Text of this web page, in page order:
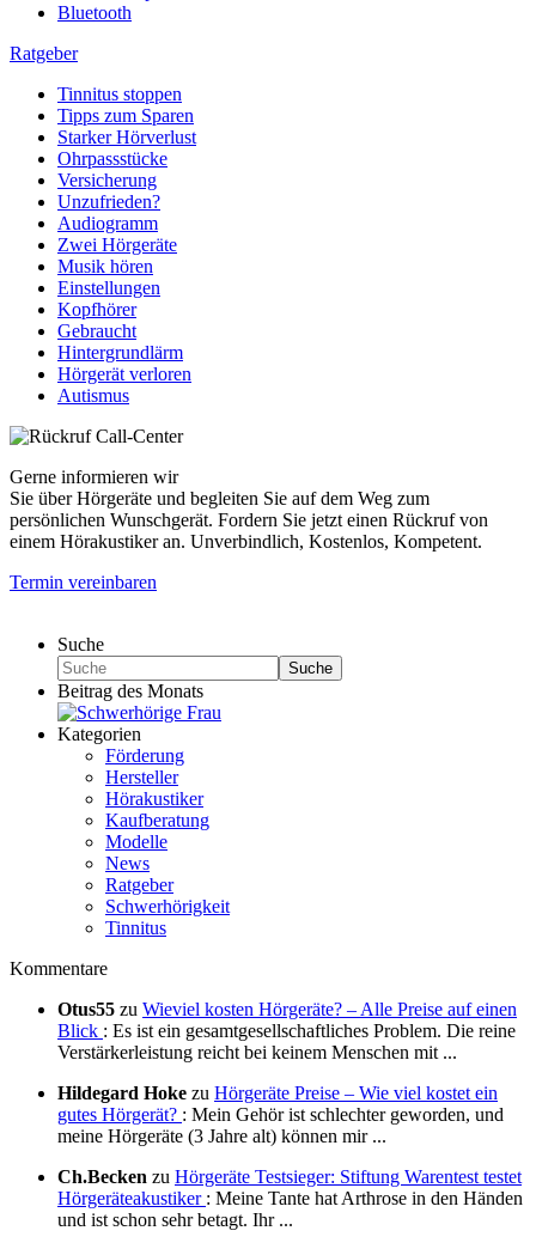
Bluetooth
Ratgeber
Tinnitus stoppen
Tipps zum Sparen
Starker Hörverlust
Ohrpassstücke
Versicherung
Unzufrieden?
Audiogramm
Zwei Hörgeräte
Musik hören
Einstellungen
Kopfhörer
Gebraucht
Hintergrundlärm
Hörgerät verloren
Autismus
Gerne informieren wir
Sie über Hörgeräte und begleiten Sie auf dem Weg zum
persönlichen Wunschgerät. Fordern Sie jetzt einen Rückruf von
einem Hörakustiker an. Unverbindlich, Kostenlos, Kompetent.
Termin vereinbaren
Suche
Suche
Beitrag des Monats
Kategorien
Förderung
Hersteller
Hörakustiker
Kaufberatung
Modelle
News
Ratgeber
Schwerhörigkeit
Tinnitus
Kommentare
Otus55 zu Wieviel kosten Hörgeräte? – Alle Preise auf einen
Blick‎ : Es ist ein gesamtgesellschaftliches Problem. Die reine
Verstärkerleistung reicht bei keinem Menschen mit ...
Hildegard Hoke zu Hörgeräte Preise – Wie viel kostet ein
gutes Hörgerät? : Mein Gehör ist schlechter geworden, und
meine Hörgeräte (3 Jahre alt) können mir ...
Ch.Becken zu Hörgeräte Testsieger: Stiftung Warentest testet
Hörgeräteakustiker : Meine Tante hat Arthrose in den Händen
und ist schon sehr betagt. Ihr ...